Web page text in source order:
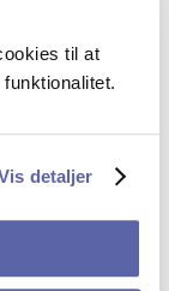
til at
detaljer